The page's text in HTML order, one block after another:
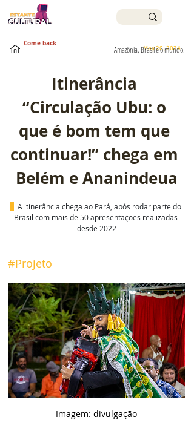
May 20, 2024
Amazônia, Brasil e o mundo.
Come back
Itinerância
“Circulação Ubu: o
que é bom tem que
continuar!” chega em
Belém e Ananindeua
A itinerância chega ao Pará, após rodar parte do
Brasil com mais de 50 apresentações realizadas
desde 2022
#Projeto
Imagem: divulgação